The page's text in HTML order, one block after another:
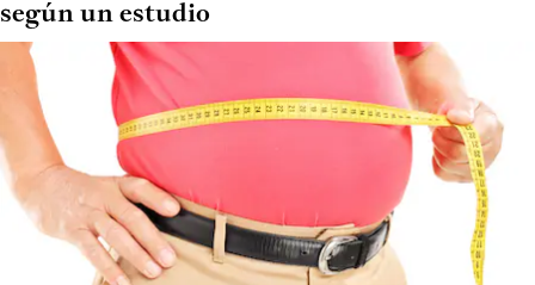
según un estudio